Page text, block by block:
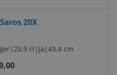
20X
|25,9 cl | Ja |43,4 cm